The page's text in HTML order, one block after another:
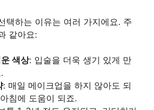
택하는 이유는 여러 가지에요. 주
같아요:
색상: 입술을 더욱 생기 있게 만
: 매일 메이크업을 하지 않아도 되
침에 도움이 되죠.